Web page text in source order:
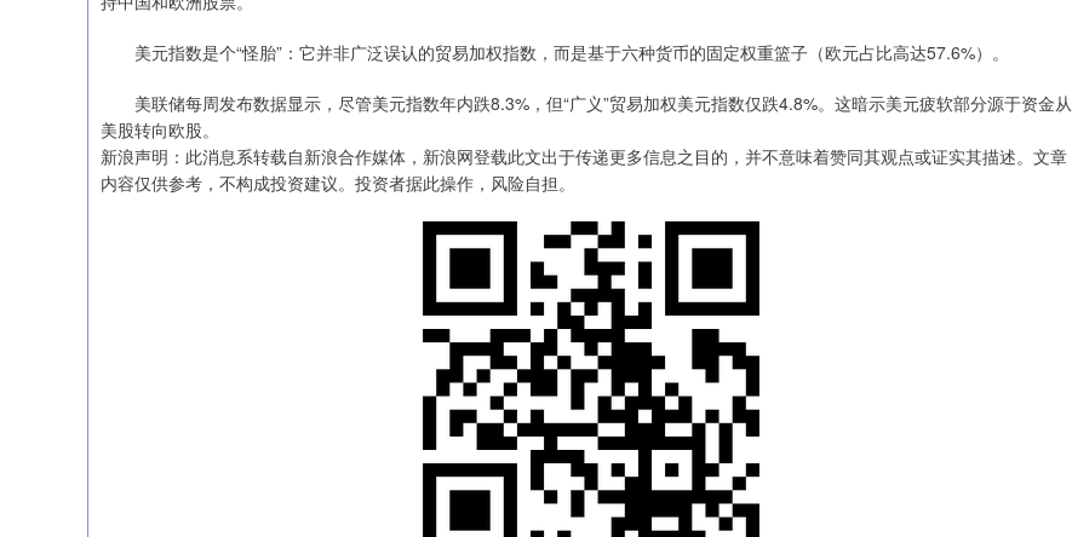
美元指数是个“怪胎”：它并非广泛误认的贸易加权指数，而是基于六种货币的固定权重篮子（欧元占比高达57.6%）。
美联储每周发布数据显示，尽管美元指数年内跌8.3%，但“广义”贸易加权美元指数仅跌4.8%。这暗示美元疲软部分源于资金从
美股转向欧股。
新浪声明：此消息系转载自新浪合作媒体，新浪网登载此文出于传递更多信息之目的，并不意味着赞同其观点或证实其描述。文章
内容仅供参考，不构成投资建议。投资者据此操作，风险自担。